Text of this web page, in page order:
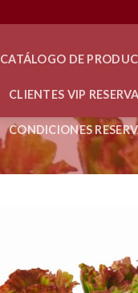
CATÁLOGO DE
CLIENTES VIP
CONDICIONES